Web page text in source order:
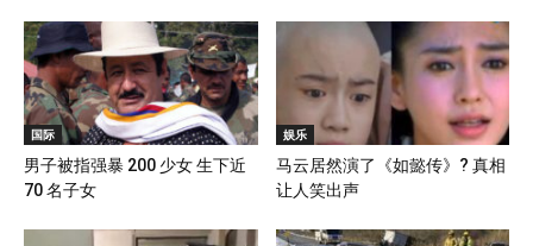
国际
男子被指强暴 200 少女 生下近
70 名子女
娱乐
马云居然演了《如懿传》? 真相
让人笑出声